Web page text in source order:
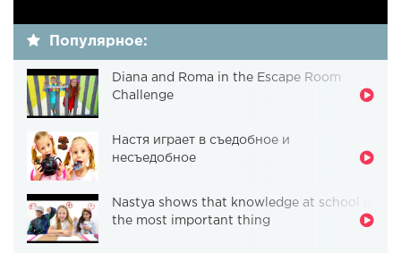
Популярное:
Diana and Roma in the Escape Room
Challenge
Настя играет в съедобное и
несъедобное
Nastya shows that knowledge at school is
the most important thing